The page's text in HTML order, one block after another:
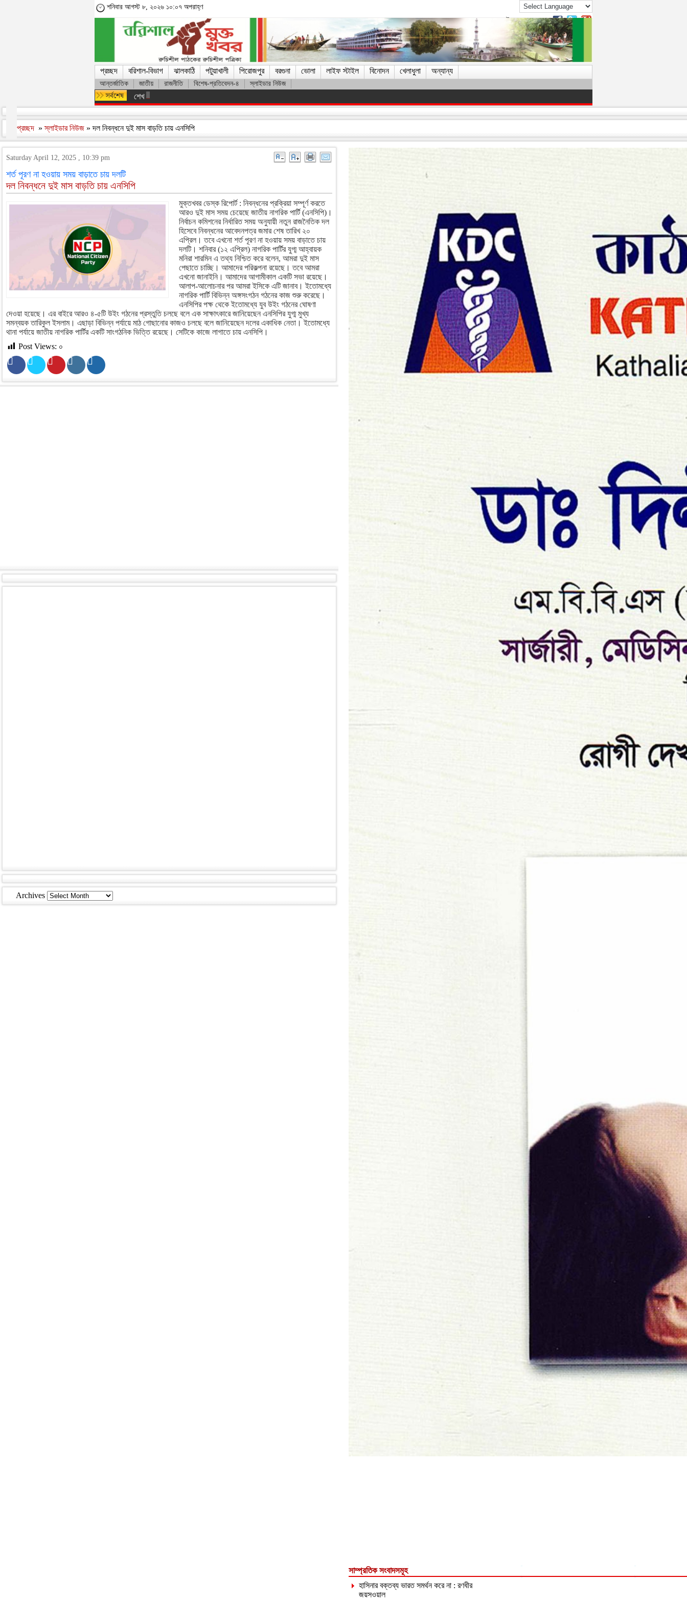
শনিবার আগস্ট ৮, ২০২৬ ১০:০৭ অপরাহ্ণ
প্রচ্ছদ বরিশাল-বিভাগ ঝালকাঠি পটুয়াখালী পিরোজপুর বরগুনা ভোলা লাইফ স্টাইল বিনোদন খেলাধুলা অন্যান্য
আন্তর্জাতিক জাতীয় রাজনীতি বিশেষ-প্রতিবেদন-৪ স্লাইডার নিউজ
শেখ হাসিনার সঙ্গে দেশে ফিরতে চান সাকিব
প্রচ্ছদ »স্লাইডার নিউজ » দল নিবন্ধনে দুই মাস বাড়তি চায় এনসিপি
Saturday April 12, 2025 , 10:39 pm
শর্ত পূরণ না হওয়ায় সময় বাড়াতে চায় দলটি
দল নিবন্ধনে দুই মাস বাড়তি চায় এনসিপি
মুক্তখবর ডেস্ক রিপোর্ট : নিবন্ধনের প্রক্রিয়া সম্পূর্ণ করতে
আরও দুই মাস সময় চেয়েছে জাতীয় নাগরিক পার্টি (এনসিপি)।
নির্বাচন কমিশনের নির্ধারিত সময় অনুযায়ী নতুন রাজনৈতিক দল
হিসেবে নিবন্ধনের আবেদনপত্র জমার শেষ তারিখ ২০
এপ্রিল। তবে এখনো শর্ত পূরণ না হওয়ায় সময় বাড়াতে চায়
দলটি। শনিবার (১২ এপ্রিল) নাগরিক পার্টির যুগ্ম আহ্বায়ক
মনিরা শারমিন এ তথ্য নিশ্চিত করে বলেন, আমরা দুই মাস
পেছাতে চাচ্ছি। আমাদের পরিকল্পনা রয়েছে। তবে আমরা
এখনো জানাইনি। আমাদের আগামীকাল একটি সভা রয়েছে।
আলাপ-আলোচনার পর আমরা ইসিকে এটি জানাব। ইতোমধ্যে
নাগরিক পার্টি বিভিন্ন অঙ্গসংগঠন গঠনের কাজ শুরু করেছে।
এনসিপির পক্ষ থেকে ইতোমধ্যে যুব উইং গঠনের ঘোষণা
দেওয়া হয়েছে। এর বাইরে আরও ৪-৫টি উইং গঠনের প্রস্তুতি চলছে বলে এক সাক্ষাৎকারে জানিয়েছেন এনসিপির যুগ্ম মুখ্য
সমন্বয়ক তারিকুল ইসলাম। এছাড়া বিভিন্ন পর্যায়ে মাঠ গোছানোর কাজও চলছে বলে জানিয়েছেন দলের একাধিক নেতা। ইতোমধ্যে
থানা পর্যায়ে জাতীয় নাগরিক পার্টির একটি সাংগঠনিক ভিত্তি রয়েছে। সেটিকে কাজে লাগাতে চায় এনসিপি।
Post Views: ০
Archives Archives
সাম্প্রতিক সংবাদসমূহ
হাসিনার বক্তব্য ভারত সমর্থন করে না : রণধীর
জয়সওয়াল